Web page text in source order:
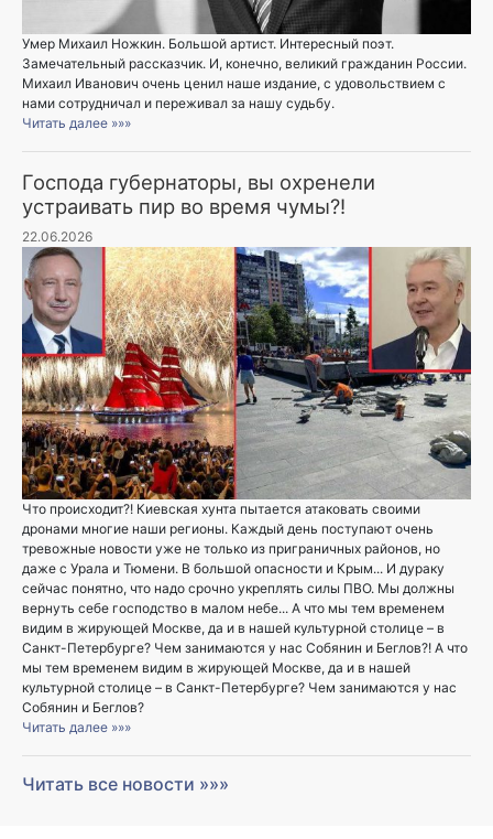
Умер Михаил Ножкин. Большой артист. Интересный поэт.
Замечательный рассказчик. И, конечно, великий гражданин России.
Михаил Иванович очень ценил наше издание, с удовольствием с
нами сотрудничал и переживал за нашу судьбу.
Читать далее »»»
Господа губернаторы, вы охренели
устраивать пир во время чумы?!
22.06.2026
Что происходит?! Киевская хунта пытается атаковать своими
дронами многие наши регионы. Каждый день поступают очень
тревожные новости уже не только из приграничных районов, но
даже с Урала и Тюмени. В большой опасности и Крым... И дураку
сейчас понятно, что надо срочно укреплять силы ПВО. Мы должны
вернуть себе господство в малом небе... А что мы тем временем
видим в жирующей Москве, да и в нашей культурной столице – в
Санкт-Петербурге? Чем занимаются у нас Собянин и Беглов?! А что
мы тем временем видим в жирующей Москве, да и в нашей
культурной столице – в Санкт-Петербурге? Чем занимаются у нас
Собянин и Беглов?
Читать далее »»»
Читать все новости »»»